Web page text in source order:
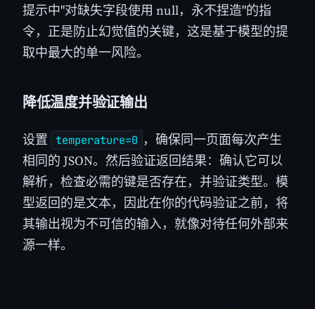
提示中"对缺失字段使用 null，永不捏造"的指
令，正是防止幻觉值的关键，这是基于模型的提
取中最大的单一风险。
降低温度并验证输出
设置 temperature=0 ，确保同一页面每次产生
相同的 JSON。然后验证返回结果：确认它可以
解析，检查必需的键是否存在，并验证类型。模
型返回的是文本，因此在你的代码验证之前，将
其输出视为不可信的输入，就像对待任何外部来
源一样。